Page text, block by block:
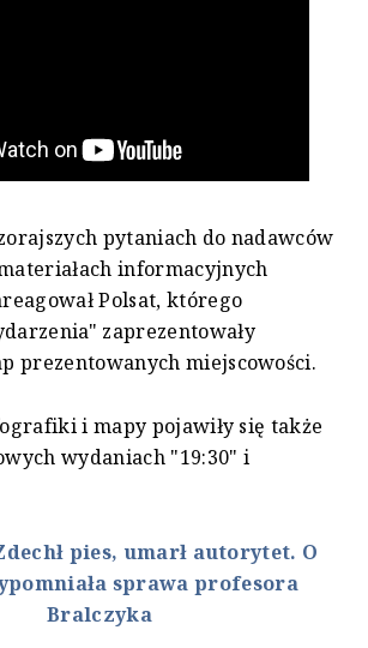
pytaniach do nadawców
informacyjnych
Polsat, którego
zaprezentowały
prezentowanych miejscowości.
i mapy pojawiły się także
wydaniach "19:30" i
pies, umarł autorytet. O
sprawa profesora
Bralczyka